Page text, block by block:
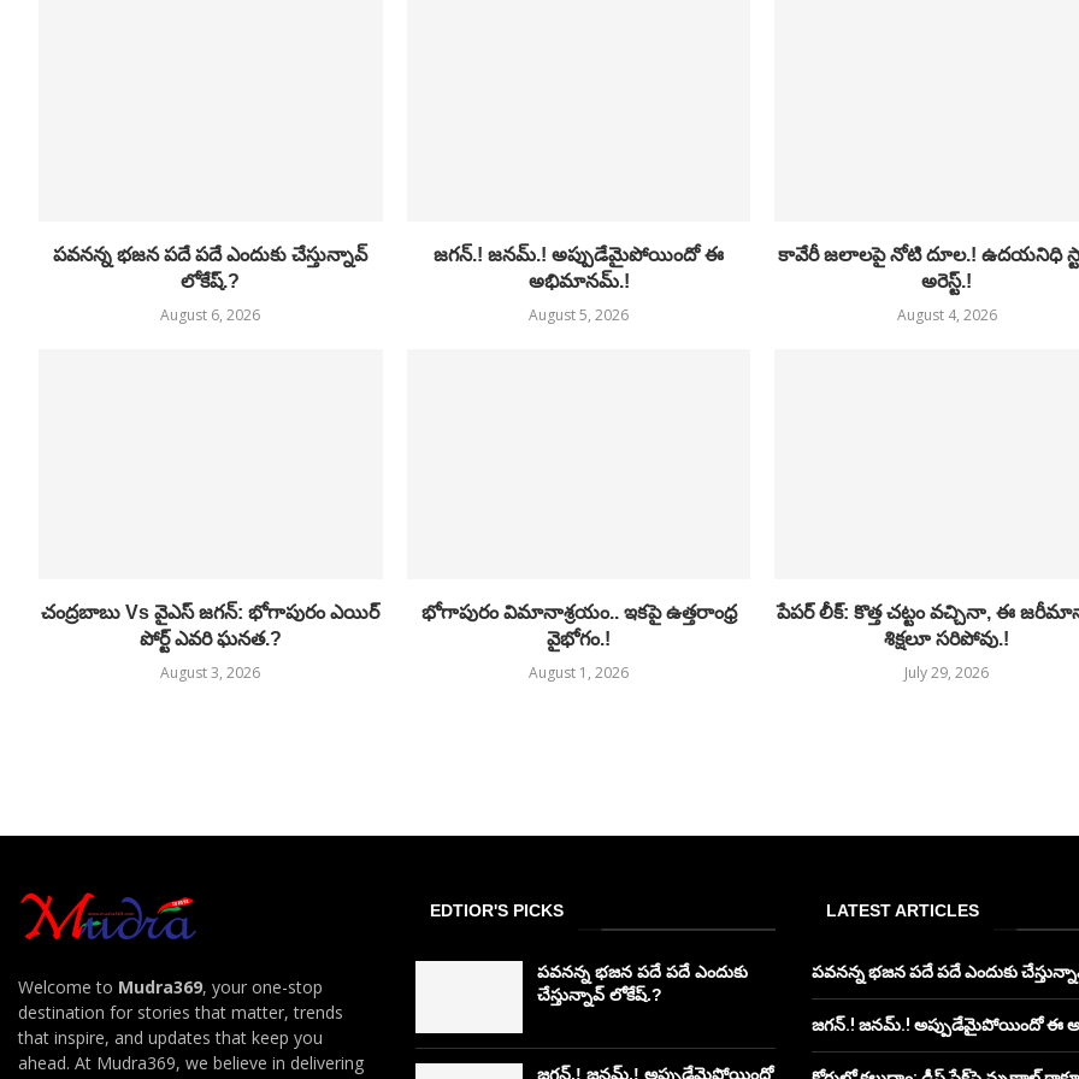
పవనన్న భజన పదే పదే ఎందుకు చేస్తున్నావ్
లోకేష్.?
August 6, 2026
జగన్.! జనమ్.! అప్పుడేమైపోయిందో ఈ
అభిమానమ్.!
August 5, 2026
కావేరీ జలాలపై నోటి దూల.! ఉదయనిధి
అరెస్ట్.!
August 4, 2026
చంద్రబాబు Vs వైఎస్ జగన్: భోగాపురం ఎయిర్
పోర్ట్ ఎవరి ఘనత.?
August 3, 2026
భోగాపురం విమానాశ్రయం.. ఇకపై ఉత్తరాంధ్ర
వైభోగం.!
August 1, 2026
పేపర్ లీక్: కొత్త చట్టం వచ్చినా, ఈ
శిక్షలూ సరిపోవు.!
July 29, 2026
Welcome to Mudra369, your one-stop
destination for stories that matter, trends
that inspire, and updates that keep you
ahead. At Mudra369, we believe in delivering
EDTIOR'S PICKS
పవనన్న భజన పదే పదే ఎందుకు
చేస్తున్నావ్ లోకేష్.?
జగన్.! జనమ్.! అప్పుడేమైపోయిందో
LATEST ARTICLES
పవనన్న భజన పదే పదే ఎందుకు
జగన్.! జనమ్.! అప్పుడేమైపోయిందో ఈ